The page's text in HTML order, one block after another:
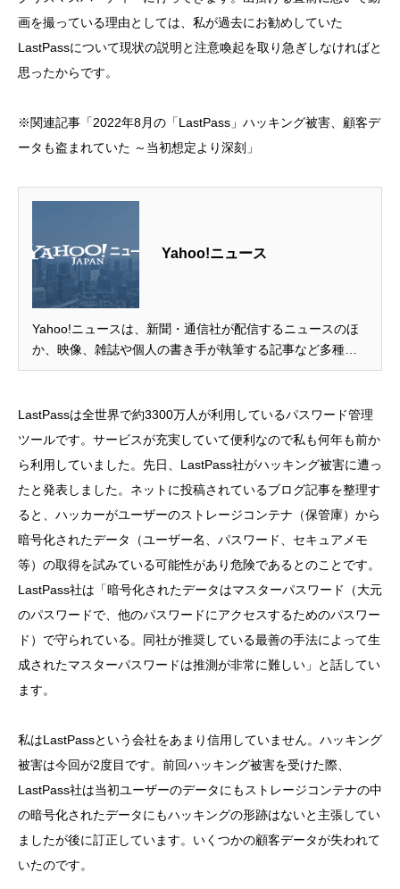
画を撮っている理由としては、私が過去にお勧めしていた
LastPassについて現状の説明と注意喚起を取り急ぎしなければと
思ったからです。
※関連記事「2022年8月の「LastPass」ハッキング被害、顧客デ
ータも盗まれていた ～当初想定より深刻」
Yahoo!ニュース
Yahoo!ニュースは、新聞・通信社が配信するニュースのほ
か、映像、雑誌や個人の書き手が執筆する記事など多種多
様なニュースを掲載しています。
LastPassは全世界で約3300万人が利用しているパスワード管理
ツールです。サービスが充実していて便利なので私も何年も前か
ら利用していました。先日、LastPass社がハッキング被害に遭っ
たと発表しました。ネットに投稿されているブログ記事を整理す
ると、ハッカーがユーザーのストレージコンテナ（保管庫）から
暗号化されたデータ（ユーザー名、パスワード、セキュアメモ
等）の取得を試みている可能性があり危険であるとのことです。
LastPass社は「暗号化されたデータはマスターパスワード（大元
のパスワードで、他のパスワードにアクセスするためのパスワー
ド）で守られている。同社が推奨している最善の手法によって生
成されたマスターパスワードは推測が非常に難しい」と話してい
ます。
私はLastPassという会社をあまり信用していません。ハッキング
被害は今回が2度目です。前回ハッキング被害を受けた際、
LastPass社は当初ユーザーのデータにもストレージコンテナの中
の暗号化されたデータにもハッキングの形跡はないと主張してい
ましたが後に訂正しています。いくつかの顧客データが失われて
いたのです。